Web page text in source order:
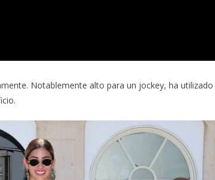
Notablemente alto para un jockey, ha